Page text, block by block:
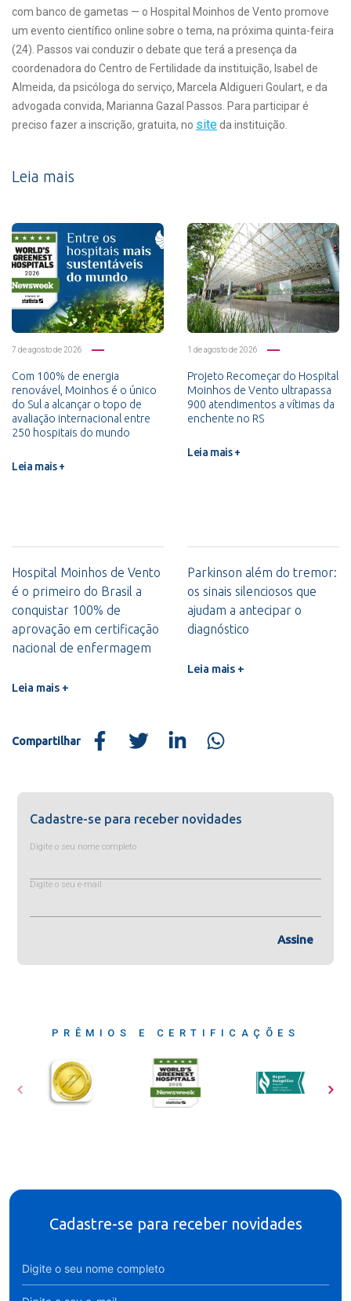
com banco de gametas — o Hospital Moinhos de Vento promove
um evento científico online sobre o tema, na próxima quinta-feira
(24). Passos vai conduzir o debate que terá a presença da
coordenadora do Centro de Fertilidade da instituição, Isabel de
Almeida, da psicóloga do serviço, Marcela Aldigueri Goulart, e da
advogada convida, Marianna Gazal Passos. Para participar é
preciso fazer a inscrição, gratuita, no siteda instituição.
Leia mais
7 de agosto de 2026
Com 100% de energia
renovável, Moinhos é o único
do Sul a alcançar o topo de
avaliação internacional entre
250 hospitais do mundo
Leia mais +
1 de agosto de 2026
Projeto Recomeçar do Hospital
Moinhos de Vento ultrapassa
900 atendimentos a vítimas da
enchente no RS
Leia mais +
Hospital Moinhos de Vento
é o primeiro do Brasil a
conquistar 100% de
aprovação em certificação
nacional de enfermagem
Leia mais +
Parkinson além do tremor:
os sinais silenciosos que
ajudam a antecipar o
diagnóstico
Leia mais +
Compartilhar
Cadastre-se para receber novidades
Digite o seu nome completo
Digite o seu e-mail
Assine
PRÊMIOS E CERTIFICAÇÕES
Cadastre-se para receber novidades